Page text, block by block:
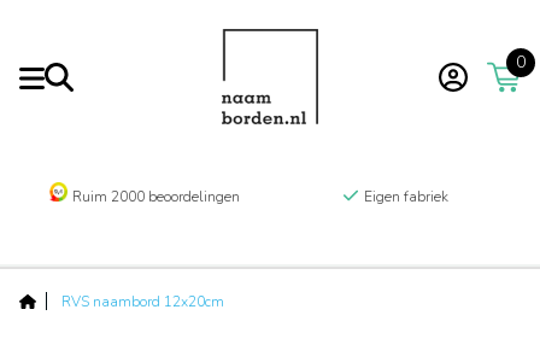
0
Ruim 2000 beoordelingen Eigen fabriek
RVS naambord 12x20cm